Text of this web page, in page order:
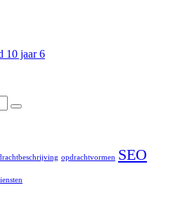
10 jaar6
opdrachtvormen SEO